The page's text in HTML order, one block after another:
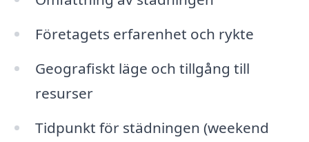
Företagets erfarenhet och rykte
Geografiskt läge och tillgång till
resurser
Tidpunkt för städningen (weekend